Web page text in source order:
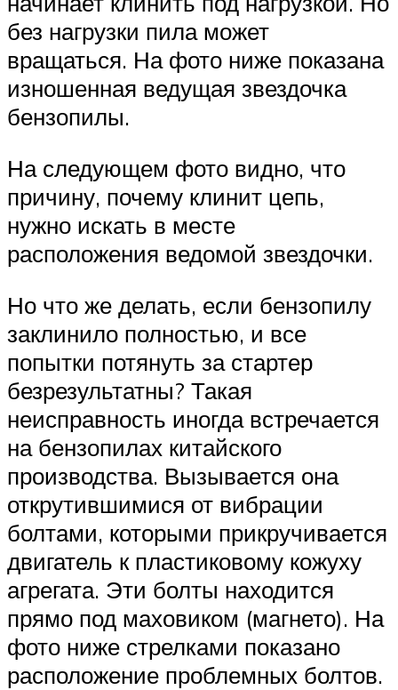
без нагрузки пила может
вращаться. На фото ниже показана
изношенная ведущая звездочка
бензопилы.
На следующем фото видно, что
причину, почему клинит цепь,
нужно искать в месте
расположения ведомой звездочки.
Но что же делать, если бензопилу
заклинило полностью, и все
попытки потянуть за стартер
безрезультатны? Такая
неисправность иногда встречается
на бензопилах китайского
производства. Вызывается она
открутившимися от вибрации
болтами, которыми прикручивается
двигатель к пластиковому кожуху
агрегата. Эти болты находится
прямо под маховиком (магнето). На
фото ниже стрелками показано
расположение проблемных болтов.